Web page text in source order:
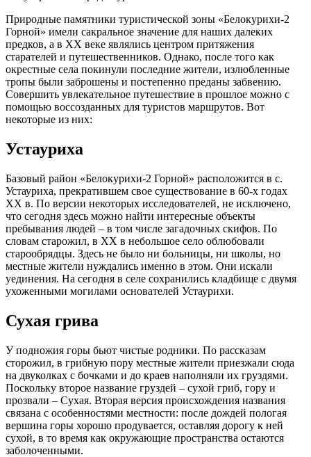
Природные памятники туристической зоны «Белокурихи-2
Горной» имели сакральное значение для наших далеких
предков, а в XX веке являлись центром притяжения
старателей и путешественников. Однако, после того как
окрестные села покинули последние жители, излюбленные
тропы были заброшены и постепенно преданы забвению.
Совершить увлекательное путешествие в прошлое можно с
помощью воссозданных для туристов маршрутов. Вот
некоторые из них:
Устауриха
Базовый район «Белокурихи-2 Горной» расположится в с.
Устауриха, прекратившем свое существование в 60-х годах
ХХ в. По версии некоторых исследователей, не исключено,
что сегодня здесь можно найти интересные объекты
пребывания людей – в том числе загадочных скифов. По
словам старожил, в ХХ в небольшое село облюбовали
старообрядцы. Здесь не было ни больницы, ни школы, но
местные жители нуждались именно в этом. Они искали
уединения. На сегодня в селе сохранились кладбище с двумя
ухоженными могилами основателей Устаурихи.
Сухая грива
У подножия горы бьют чистые родники. По рассказам
сторожил, в грибную пору местные жители приезжали сюда
на двуколках с бочками и до краев наполняли их груздями.
Поскольку второе название груздей – сухой гриб, гору и
прозвали – Сухая. Вторая версия происхождения названия
связана с особенностями местности: после дождей пологая
вершина горы хорошо продувается, оставляя дорогу к ней
сухой, в то время как окружающие пространства остаются
заболоченными.